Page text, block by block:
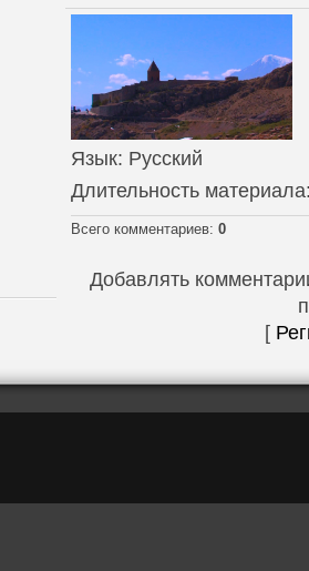
Язык: Русский
Длительность материала
Всего комментариев: 0
Добавлять
[